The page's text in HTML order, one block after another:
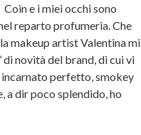
e i miei occhi sono
reparto profumeria. Che
makeup artist Valentina mi
novità del brand, di cui vi
incarnato perfetto, smokey
a dir poco splendido, ho